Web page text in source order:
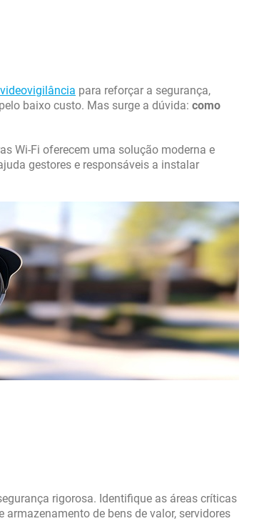
para reforçar a segurança,
baixo custo. Mas surge a dúvida: como
Wi-Fi oferecem uma solução moderna e
gestores e responsáveis a instalar
rigorosa. Identifique as áreas críticas
de bens de valor, servidores